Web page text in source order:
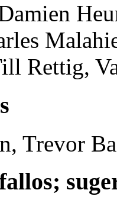
Rettig,
Trevor